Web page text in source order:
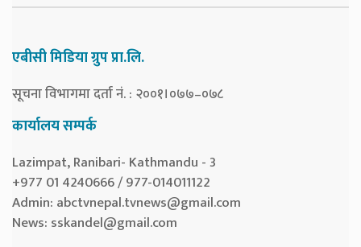
एबीसी मिडिया ग्रुप प्रा.लि.
सूचना विभागमा दर्ता नं. : २००१।०७७–०७८
कार्यालय सम्पर्क
Lazimpat, Ranibari- Kathmandu - 3
+977 01 4240666 / 977-014011122
Admin: abctvnepal.tvnews@gmail.com
News: sskandel@gmail.com